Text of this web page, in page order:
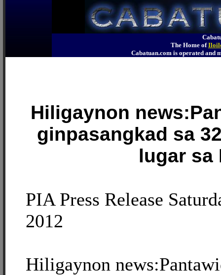
The Home of
Cabatuan.com is operated
Hiligaynon
ginpasangkad sa
lugar sa
PIA Press Release
2012
Hiligaynon